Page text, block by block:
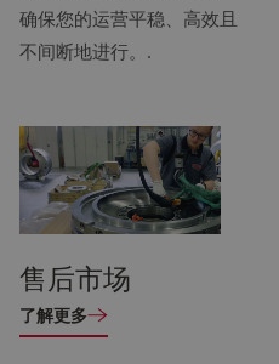
确保您的运营平稳、高效且
不间断地进行。.
售后市场
了解更多